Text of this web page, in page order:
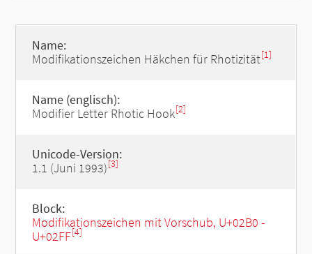
Name:
Modifikationszeichen Häkchen für Rhotizität[1]
Name (englisch):
Modifier Letter Rhotic Hook[2]
Unicode-Version:
1.1 (Juni 1993)[3]
Block:
Modifikationszeichen mit Vorschub, U+02B0 -
U+02FF[4]